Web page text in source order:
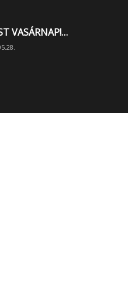
VASÁRNAP!…